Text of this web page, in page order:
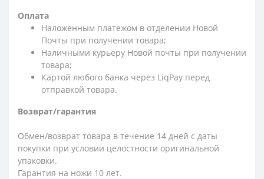
Оплата
Наложенным платежом в отделении Новой
Почты при получении товара;
Наличными курьеру Новой почты при получении
товара;
Картой любого банка через LiqPay перед
отправкой товара.
Возврат/гарантия
Обмен/возврат товара в течение 14 дней с даты
покупки при условии целостности оригинальной
упаковки.
Гарантия на ножи 10 лет.